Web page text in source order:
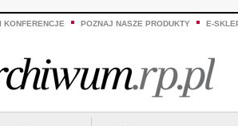
KONFERENCJE POZNAJ NASZE PRODUKTY E-